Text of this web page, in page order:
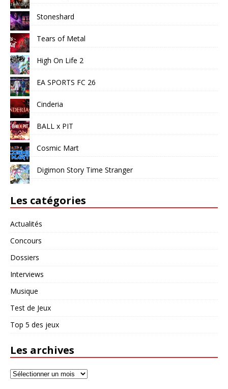
Stoneshard
Tears of Metal
High On Life 2
EA SPORTS FC 26
Cinderia
BALL x PIT
Cosmic Mart
Digimon Story Time Stranger
Les catégories
Actualités
Concours
Dossiers
Interviews
Musique
Test de Jeux
Top 5 des jeux
Les archives